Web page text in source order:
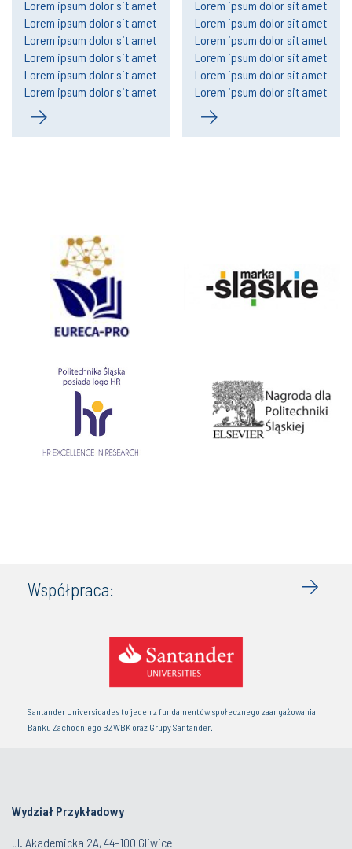
Lorem ipsum dolor sit amet
Lorem ipsum dolor sit amet
Lorem ipsum dolor sit amet
Lorem ipsum dolor sit amet
Lorem ipsum dolor sit amet
Lorem ipsum dolor sit amet
Lorem ipsum dolor sit amet
Lorem ipsum dolor sit amet
Lorem ipsum dolor sit amet
Lorem ipsum dolor sit amet
Lorem ipsum dolor sit amet
Lorem ipsum dolor sit amet
Współpraca:
Santander Universidades to jeden z fundamentów społecznego zaangażowania
Banku Zachodniego BZWBK oraz Grupy Santander.
Wydział Przykładowy
ul. Akademicka 2A, 44-100 Gliwice